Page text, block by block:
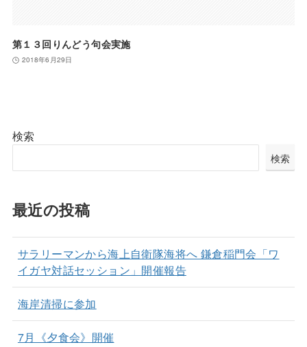
第１３回りんどう句会実施
2018年6月29日
検索
検索
最近の投稿
サラリーマンから海上自衛隊海将へ 鎌倉稲門会「ワ
イガヤ対話セッション」開催報告
海岸清掃に参加
7月《夕食会》開催